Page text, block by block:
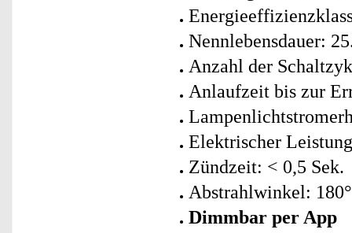
Nennlebensdauer:
Anzahl der
Anlaufzeit bis zur
Elektrischer
Zündzeit: < 0,5 Sek.
Abstrahlwinkel: 180°
Dimmbar per App